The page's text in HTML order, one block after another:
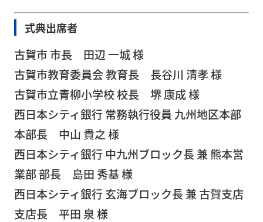
0120-
110-
555
(平日 9:00
～17:00)
お
問
い
合
わ
せ
式典出席者
古賀市 市長 田辺 一城 様
古賀市教育委員会 教育長 長谷川 清孝 様
古賀市立青柳小学校 校長 堺 康成 様
西日本シティ銀行 常務執行役員 九州地区本部
本部長 中山 貴之 様
西日本シティ銀行 中九州ブロック長 兼 熊本営
業部 部長 島田 秀基 様
西日本シティ銀行 玄海ブロック長 兼 古賀支店
支店長 平田 泉 様